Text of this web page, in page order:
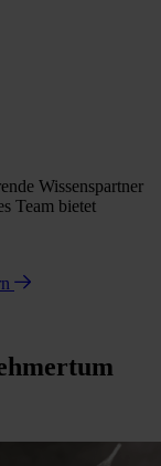
Wissenspartner
Team bietet